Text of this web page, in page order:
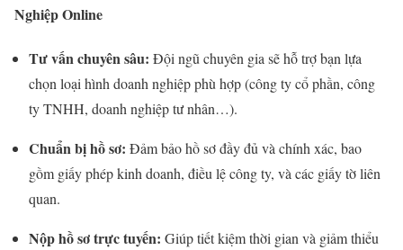
Nghiệp Online
Tư vấn chuyên sâu: Đội ngũ chuyên gia sẽ hỗ trợ bạn lựa
chọn loại hình doanh nghiệp phù hợp (công ty cổ phần, công
ty TNHH, doanh nghiệp tư nhân…).
Chuẩn bị hồ sơ: Đảm bảo hồ sơ đầy đủ và chính xác, bao
gồm giấy phép kinh doanh, điều lệ công ty, và các giấy tờ liên
quan.
Nộp hồ sơ trực tuyến: Giúp tiết kiệm thời gian và giảm thiểu